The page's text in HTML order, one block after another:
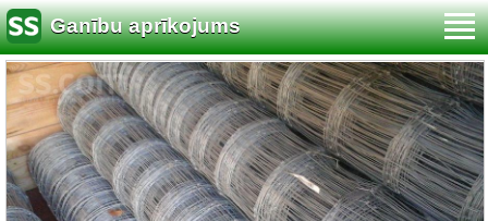
Ganību aprīkojums